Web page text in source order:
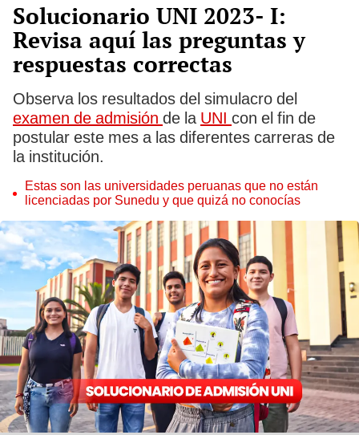
Solucionario UNI 2023- I:
Revisa aquí las preguntas y
respuestas correctas
Observa los resultados del simulacro del
examen de admisión de la UNI con el fin de
postular este mes a las diferentes carreras de
la institución.
Estas son las universidades peruanas que no están
licenciadas por Sunedu y que quizá no conocías